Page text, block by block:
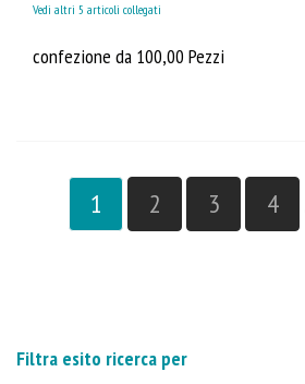
Vedi altri 5 articoli collegati
confezione da 100,00 Pezzi
1 2 3 4
Filtra esito ricerca per